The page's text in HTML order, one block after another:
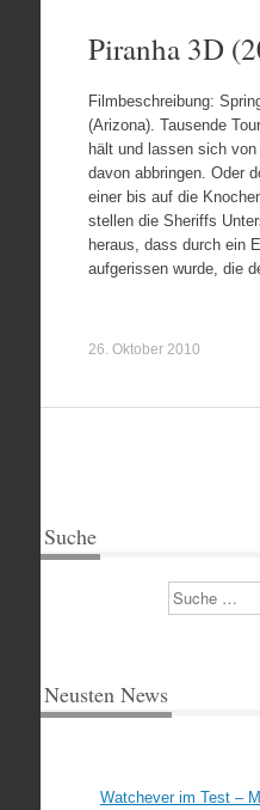
Piranha 3D
Filmbeschreibung:
(Arizona). Tausende
hält und lassen sich
davon abbringen. Oder
einer bis auf die
stellen die Sheriffs
heraus, dass durch ein
aufgerissen wurde, die
26. Oktober 2010
Suche
Suchen
Neusten News
Watchever im Test –